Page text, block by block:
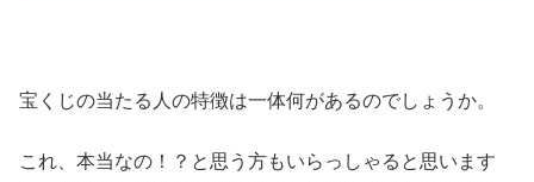
宝くじの当たる人の特徴は一体何があるのでしょうか。
これ、本当なの！？と思う方もいらっしゃると思います